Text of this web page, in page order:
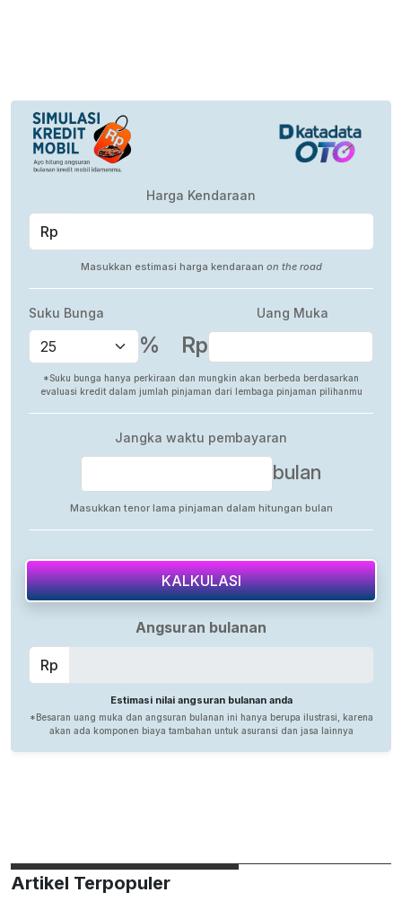
Artikel Terpopuler